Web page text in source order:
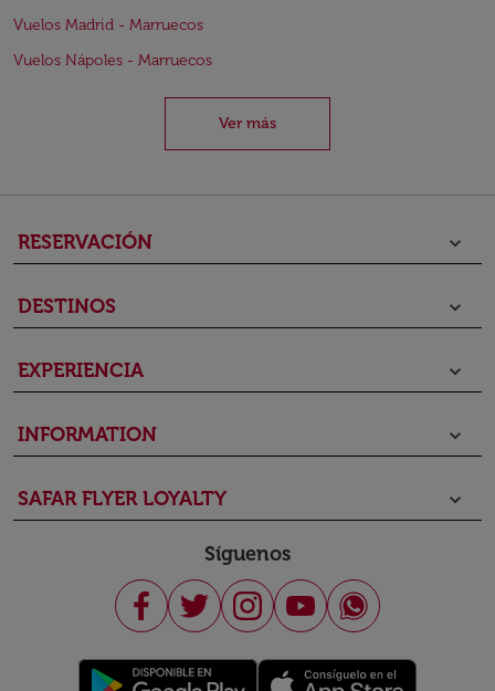
Vuelos Madrid - Marruecos
Vuelos Nápoles - Marruecos
Ver más
RESERVACIÓN keyboard_arrow_down
DESTINOS keyboard_arrow_down
EXPERIENCIA keyboard_arrow_down
INFORMATION keyboard_arrow_down
SAFAR FLYER LOYALTY keyboard_arrow_down
Síguenos